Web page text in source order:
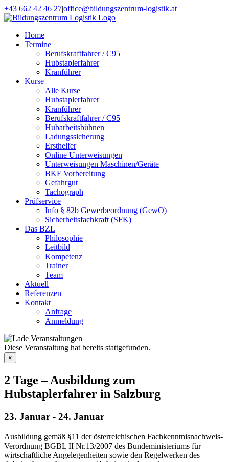
Zum
Inhalt
+43 662 42 46 27|office@bildungszentrum-logistik.at
Facebook
E-
Home
Termine
Berufskraftfahrer / C95
Hubstaplerfahrer
Kranführer
Kurse
Alle Kurse
Hubstaplerfahrer
Kranführer
Berufskraftfahrer / C95
Hubarbeitsbühnen
Ladungssicherung
Ersthelfer
Online Unterweisungen
Unterweisungen Maschinen/Geräte
BKF Vorbereitung
Gefahrgut
Tachograph
Prüfservice
Info § 82b Gewerbeordnung (GewO)
Sicherheitsfachkraft (SFK)
Das BZL
Philosophie
Leitbild
Kompetenz
Trainer
Team
Aktuell
Referenzen
Kontakt
Anfrage
Anmeldung
Diese Veranstaltung hat bereits stattgefunden.
×
2 Tage – Ausbildung zum
Hubstaplerfahrer in Salzburg
23. Januar - 24. Januar
Ausbildung gemäß §11 der österreichischen Fachkenntnisnachweis-
Verordnung BGBL II Nr.13/2007 des Bundeministeriums für
wirtschaftliche Angelegenheiten sowie den Regelwerken des